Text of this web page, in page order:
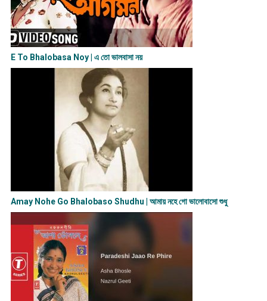
E To Bhalobasa Noy | এ তো ভালবাসা ন​য়
Amay Nohe Go Bhalobaso Shudhu | আমায় নহে গো ভালোবাসো শুধু